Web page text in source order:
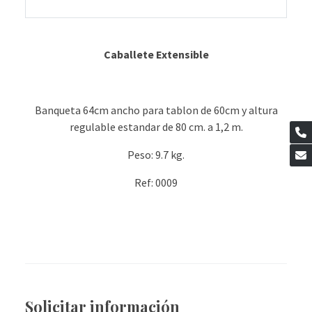
Caballete Extensible
Banqueta 64cm ancho para tablon de 60cm y altura
regulable estandar de 80 cm. a 1,2 m.
Peso: 9.7 kg.
Ref: 0009
Solicitar información